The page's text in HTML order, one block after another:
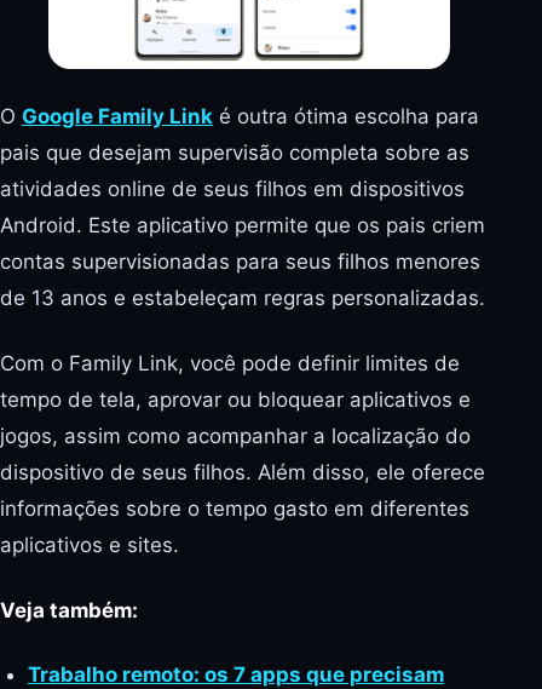
O Google Family Link é outra ótima escolha para
pais que desejam supervisão completa sobre as
atividades online de seus filhos em dispositivos
Android. Este aplicativo permite que os pais criem
contas supervisionadas para seus filhos menores
de 13 anos e estabeleçam regras personalizadas.
Com o Family Link, você pode definir limites de
tempo de tela, aprovar ou bloquear aplicativos e
jogos, assim como acompanhar a localização do
dispositivo de seus filhos. Além disso, ele oferece
informações sobre o tempo gasto em diferentes
aplicativos e sites.
Veja também:
Trabalho remoto: os 7 apps que precisam